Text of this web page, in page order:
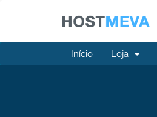
Início Loja